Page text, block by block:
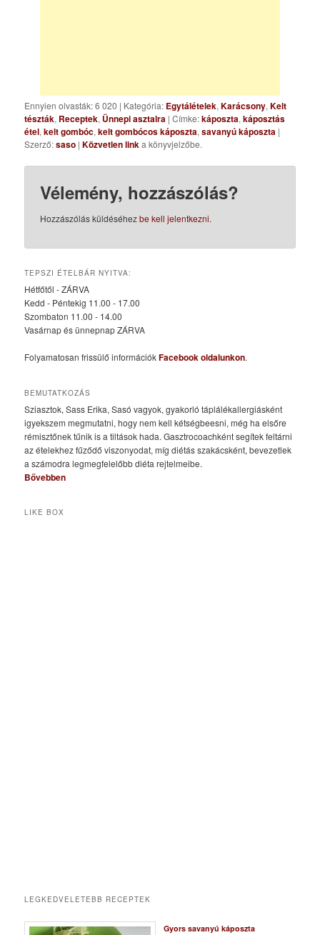
Ennyien olvasták: 6 020 | Kategória: Egytálételek,Karácsony,Kelt
tészták, Receptek, Ünnepi asztalra | Címke:káposzta,káposztás
étel,kelt gombóc,kelt gombócos káposzta,savanyú káposzta |
Szerző:saso |Közvetlen linka könyvjelzőbe.
Vélemény, hozzászólás?
Hozzászólás küldéséhezbe kell jelentkezni.
TEPSZI ÉTELBÁR NYITVA:
Hétfőtől - ZÁRVA
Kedd - Péntekig 11.00 - 17.00
Szombaton 11.00 - 14.00
Vasárnap és ünnepnap ZÁRVA
Folyamatosan frissülő információkFacebook oldalunkon.
BEMUTATKOZÁS
Sziasztok, Sass Erika, Sasó vagyok, gyakorló táplálékallergiásként
igyekszem megmutatni, hogy nem kell kétségbeesni, még ha elsőre
rémisztőnek tűnik is a tiltások hada. Gasztrocoachként segítek feltárni
az ételekhez fűződő viszonyodat, míg diétás szakácsként, bevezetlek
a számodra legmegfelelőbb diéta rejtelmeibe.
Bővebben
LIKE BOX
LEGKEDVELETEBB RECEPTEK
Gyors savanyú káposzta